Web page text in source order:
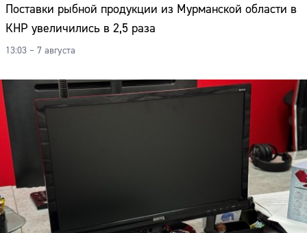
Поставки рыбной продукции из Мурманской области в
КНР увеличились в 2,5 раза
13:03 – 7 августа